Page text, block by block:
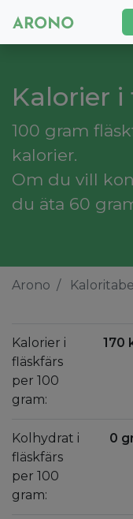
Kalorier
100 gram
kalorier.
Om du vill
du äta 60
Arono
Kalorier i
fläskfärs
per 100
gram:
170
Kolhydrat i
fläskfärs
per 100
gram:
0